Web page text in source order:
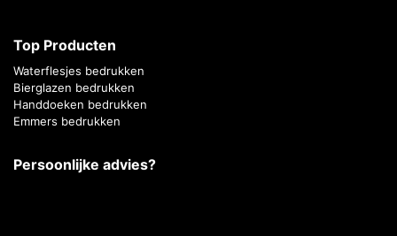
Top Producten
Waterflesjes bedrukken
Bierglazen bedrukken
Handdoeken bedrukken
Emmers bedrukken
Persoonlijke advies?